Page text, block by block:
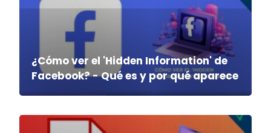
¿Cómo ver el 'Hidden Information' de
Facebook? - Qué es y por qué aparece